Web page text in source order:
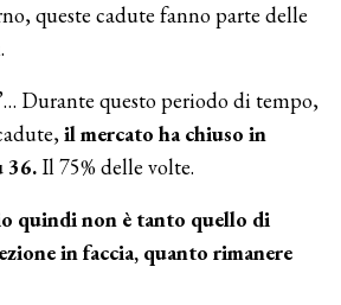
queste cadute fanno parte delle
Durante questo periodo di tempo,
il mercato ha chiuso in
36.Il 75% delle volte.
quindi non è tanto quello di
in faccia, quanto rimanere